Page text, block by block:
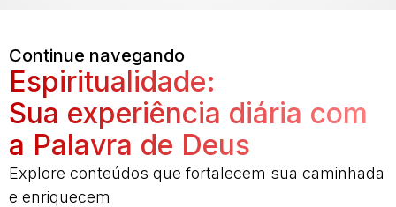
Continue navegando
Espiritualidade:
Sua experiência diária com
a Palavra de Deus
Explore conteúdos que fortalecem sua caminhada
e enriquecem